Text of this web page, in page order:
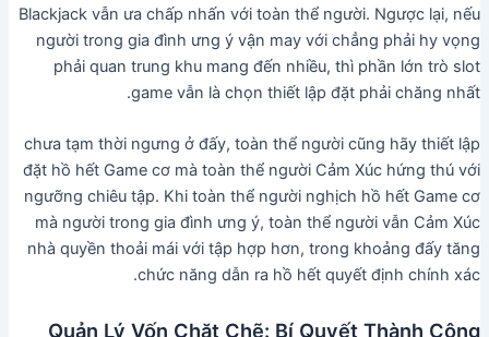
Blackjack vẫn ưa chấp nhấn với toàn thể người. Ngược lại, nếu
người trong gia đình ưng ý vận may với chẳng phải hy vọng
phải quan trung khu mang đến nhiều, thì phần lớn trò slot
game vẫn là chọn thiết lập đặt phải chăng nhất.
chưa tạm thời ngưng ở đấy, toàn thể người cũng hãy thiết lập
đặt hồ hết Game cơ mà toàn thể người Cảm Xúc hứng thú với
ngưỡng chiêu tập. Khi toàn thể người nghịch hồ hết Game cơ
mà người trong gia đình ưng ý, toàn thể người vẫn Cảm Xúc
nhà quyền thoải mái với tập hợp hơn, trong khoảng đấy tăng
chức năng dẫn ra hồ hết quyết định chính xác.
Quản Lý Vốn Chặt Chẽ: Bí Quyết Thành Công